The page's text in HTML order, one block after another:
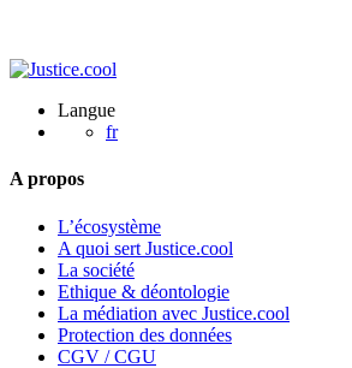
Langue
fr
A propos
L’écosystème
A quoi sert Justice.cool
La société
Ethique & déontologie
La médiation avec Justice.cool
Protection des données
CGV / CGU